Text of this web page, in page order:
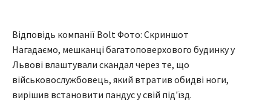
Відповідь компанії Bolt Фото: Скриншот
Нагадаємо, мешканці багатоповерхового будинку у
Львові влаштували скандал через те, що
військовослужбовець, який втратив обидві ноги,
вирішив встановити пандус у свій під'їзд.